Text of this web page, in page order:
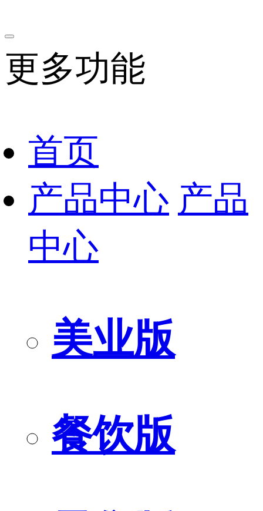
更多功能
首页
产品中心 产品
中心
美业版
餐饮版